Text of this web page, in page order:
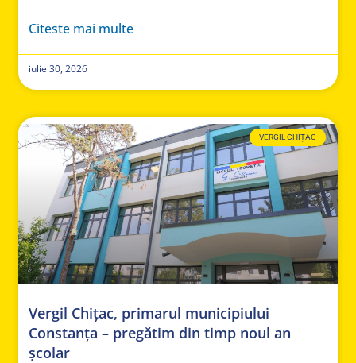
Citeste mai multe
iulie 30, 2026
VERGIL CHIȚAC
Vergil Chițac, primarul municipiului
Constanța – pregătim din timp noul an
școlar